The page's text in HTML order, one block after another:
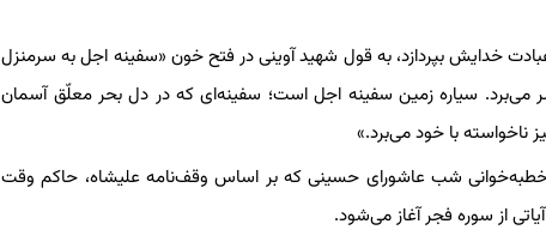
خدایش بپردازد، به قول شهید آوینی در فتح خون «سفینه اجل به سرمنزل
سیاره زمین سفینه اجل است؛‌ سفینه‌ای که در دل بحر معلّق آسمان
با خود می‌برد.»
خطبه‌خوانی شب عاشورای حسینی که بر اساس وقف‌نامه علیشاه، حاکم وقت